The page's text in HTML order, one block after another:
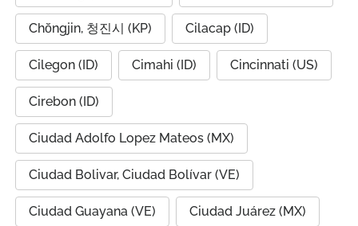
Chŏngjin, 청진시 (KP) Cilacap (ID)
Cilegon (ID) Cimahi (ID) Cincinnati (US)
Cirebon (ID)
Ciudad Adolfo Lopez Mateos (MX)
Ciudad Bolivar, Ciudad Bolívar (VE)
Ciudad Guayana (VE) Ciudad Juárez (MX)